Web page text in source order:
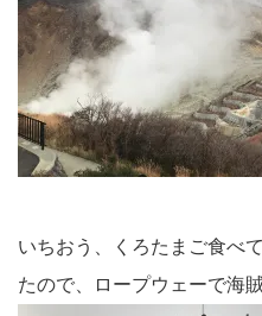
いちおう、くろたまご食べ
たので、ロープウェーで海